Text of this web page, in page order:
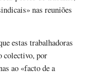
nas reuniões
estas trabalhadoras
colectivo, por
ao «facto de a